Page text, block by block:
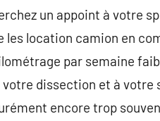
un appoint à votre
location camion en
par semaine
dissection et à votre
encore trop